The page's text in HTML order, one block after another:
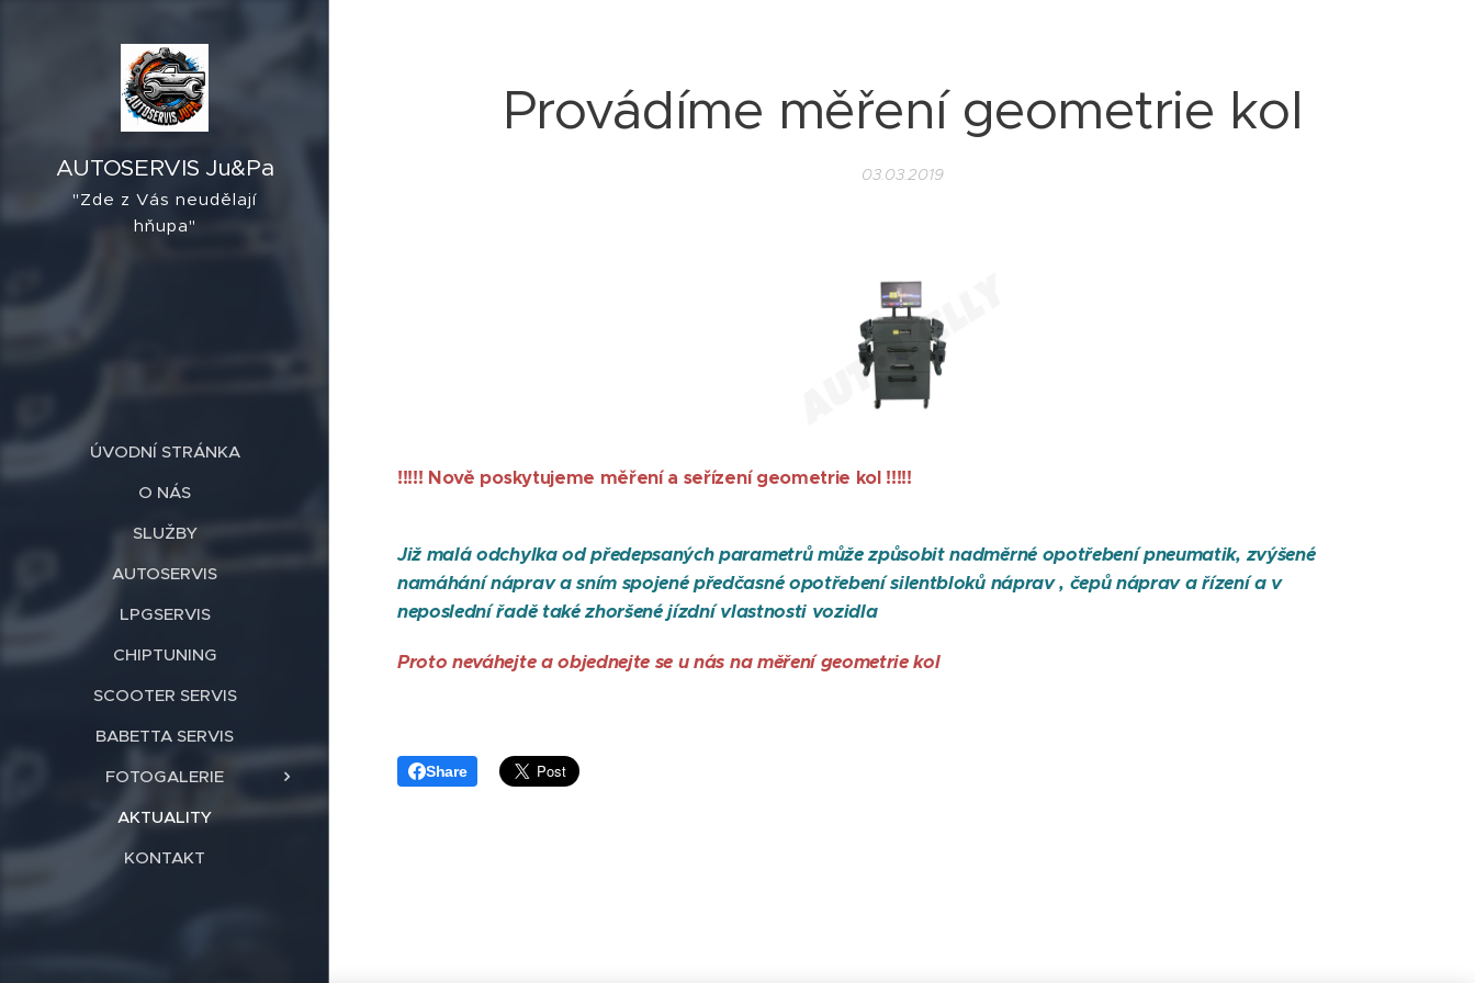
AUTOSERVIS Ju&Pa
"Zde z Vás neudělají
hňupa"
ÚVODNÍ STRÁNKA
O NÁS
SLUŽBY
AUTOSERVIS
LPGSERVIS
CHIPTUNING
SCOOTER SERVIS
BABETTA SERVIS
FOTOGALERIE
AKTUALITY
KONTAKT
Provádíme měření geometrie kol
03.03.2019
!!!!! Nově poskytujeme měření a seřízení geometrie kol !!!!!
Již malá odchylka od předepsaných parametrů může způsobit nadměrné opotřebení pneumatik, zvýšené
namáhání náprav a sním spojené předčasné opotřebení silentbloků náprav , čepů náprav a řízení a v
neposlední řadě také zhoršené jízdní vlastnosti vozidla
Proto neváhejte a objednejte se u nás na měření geometrie kol
Share